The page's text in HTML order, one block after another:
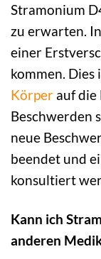
Stramonium
zu erwarten.
einer
kommen. Dies
Körper auf die
Beschwerden
neue
beendet und
konsultiert
Kann ich
anderen